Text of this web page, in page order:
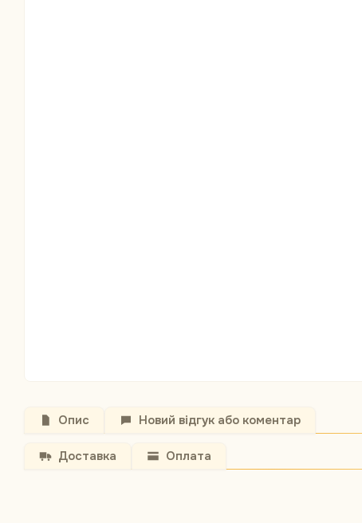
Опис Новий відгук або коментар
Доставка Оплата